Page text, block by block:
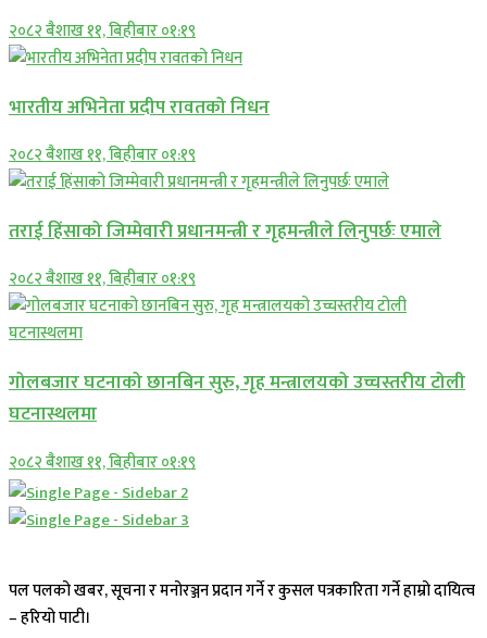
२०८२ बैशाख ११, बिहीबार ०१:१९
भारतीय अभिनेता प्रदीप रावतको निधन
२०८२ बैशाख ११, बिहीबार ०१:१९
तराई हिंसाको जिम्मेवारी प्रधानमन्त्री र गृहमन्त्रीले लिनुपर्छः एमाले
२०८२ बैशाख ११, बिहीबार ०१:१९
गोलबजार घटनाको छानबिन सुरु, गृह मन्त्रालयको उच्चस्तरीय टोली
घटनास्थलमा
२०८२ बैशाख ११, बिहीबार ०१:१९
पल पलको खबर, सूचना र मनोरञ्जन प्रदान गर्ने र कुसल पत्रकारिता गर्ने हाम्रो दायित्व
– हरियो पाटी।